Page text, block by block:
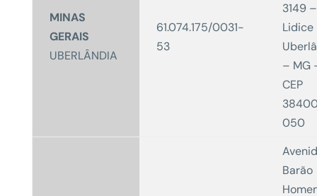
MINAS
GERAIS
UBERLÂNDIA
61.074.175/0031-
53
3149 –
Lidice
– MG
CEP
050
Barão